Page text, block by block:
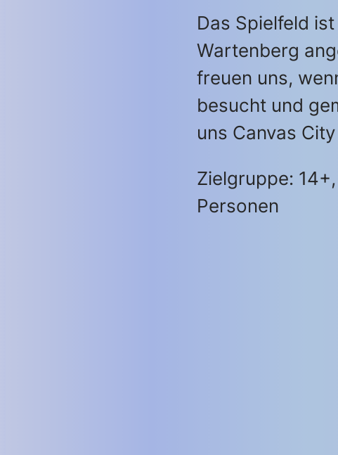
Das Spielfeld ist
Wartenberg
freuen uns,
besucht und
uns Canvas
Zielgruppe:
Personen